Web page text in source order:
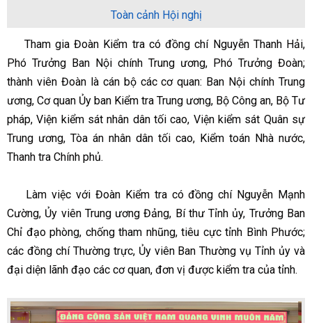
Toàn cảnh Hội nghị
Tham gia Đoàn Kiểm tra có đồng chí Nguyễn Thanh Hải,
Phó Trưởng Ban Nội chính Trung ương, Phó Trưởng Đoàn;
thành viên Đoàn là cán bộ các cơ quan: Ban Nội chính Trung
ương, Cơ quan Ủy ban Kiểm tra Trung ương, Bộ Công an, Bộ Tư
pháp, Viện kiểm sát nhân dân tối cao, Viện kiểm sát Quân sự
Trung ương, Tòa án nhân dân tối cao, Kiểm toán Nhà nước,
Thanh tra Chính phủ.
Làm việc với Đoàn Kiểm tra có đồng chí Nguyễn Mạnh
Cường, Ủy viên Trung ương Đảng, Bí thư Tỉnh ủy, Trưởng Ban
Chỉ đạo phòng, chống tham nhũng, tiêu cực tỉnh Bình Phước;
các đồng chí Thường trực, Ủy viên Ban Thường vụ Tỉnh ủy và
đại diện lãnh đạo các cơ quan, đơn vị được kiểm tra của tỉnh.